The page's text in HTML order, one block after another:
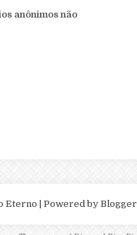
anônimos não
Eterno | Powered by Blogger